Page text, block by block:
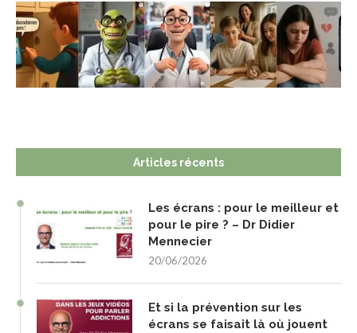
Articles récents
Les écrans : pour le meilleur et
pour le pire ? – Dr Didier
Mennecier
20/06/2026
Et si la prévention sur les
écrans se faisait là où jouent